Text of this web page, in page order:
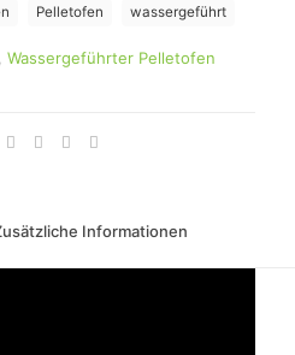
Wassergeführter Pelletofen
Pelletofen wassergeführt
Informationen